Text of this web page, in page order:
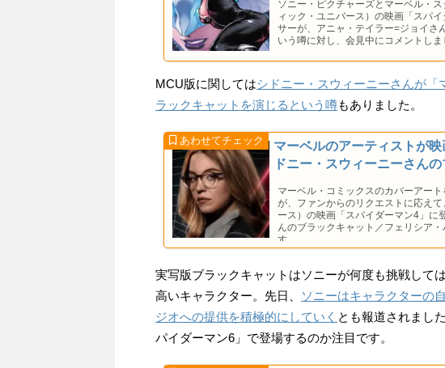
ソニー・ピクチャーズとマーベル・
ィック・ユニバース）の映画「スパ
サーが、アニャ・テイラー=ジョイさ
いう噂に対し、会見中にコメントしま
MCU版に関してはシドニー・スウィーニーさんが
ラックキャットを演じるという噂もありました。
マーベルのアーティストが
ドニー・スウィーニーさん
マーベル・コミックスのカバーアー
が、ファンからのリクエストに応え
ース）の映画「スパイダーマン4」に
んのブラックキャット／フェリシア
す。
実写版ブラックキャットはソニーが何度も挑戦して
高いキャラクター。先日、
ソニーはキャラクターの
ジオへの提供を積極的にしていく とも報道されまし
パイダーマン6」で登場するのか注目です。